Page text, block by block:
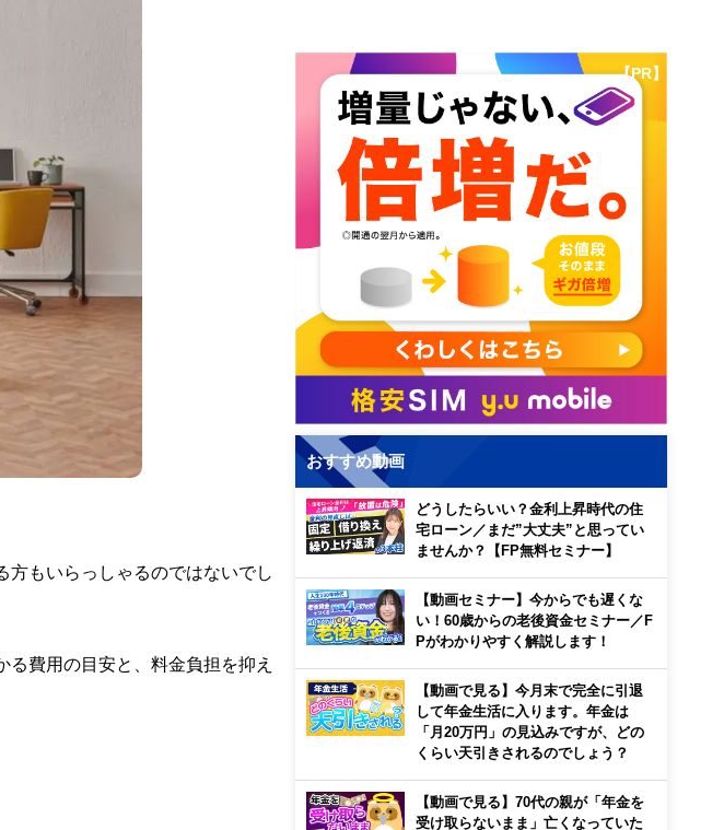
もいらっしゃるのではないでし
費用の目安と、料金負担を抑え
【PR】
おすすめ動画
どうしたらいい？金利上昇時代の住
宅ローン／まだ”大丈夫”と思ってい
ませんか？【FP無料セミナー】
【動画セミナー】今からでも遅くな
い！60歳からの老後資金セミナー／F
Pがわかりやすく解説します！
【動画で見る】今月末で完全に引退
して年金生活に入ります。年金は
「月20万円」の見込みですが、どの
くらい天引きされるのでしょう？
【動画で見る】70代の親が「年金を
受け取らないまま」亡くなっていた